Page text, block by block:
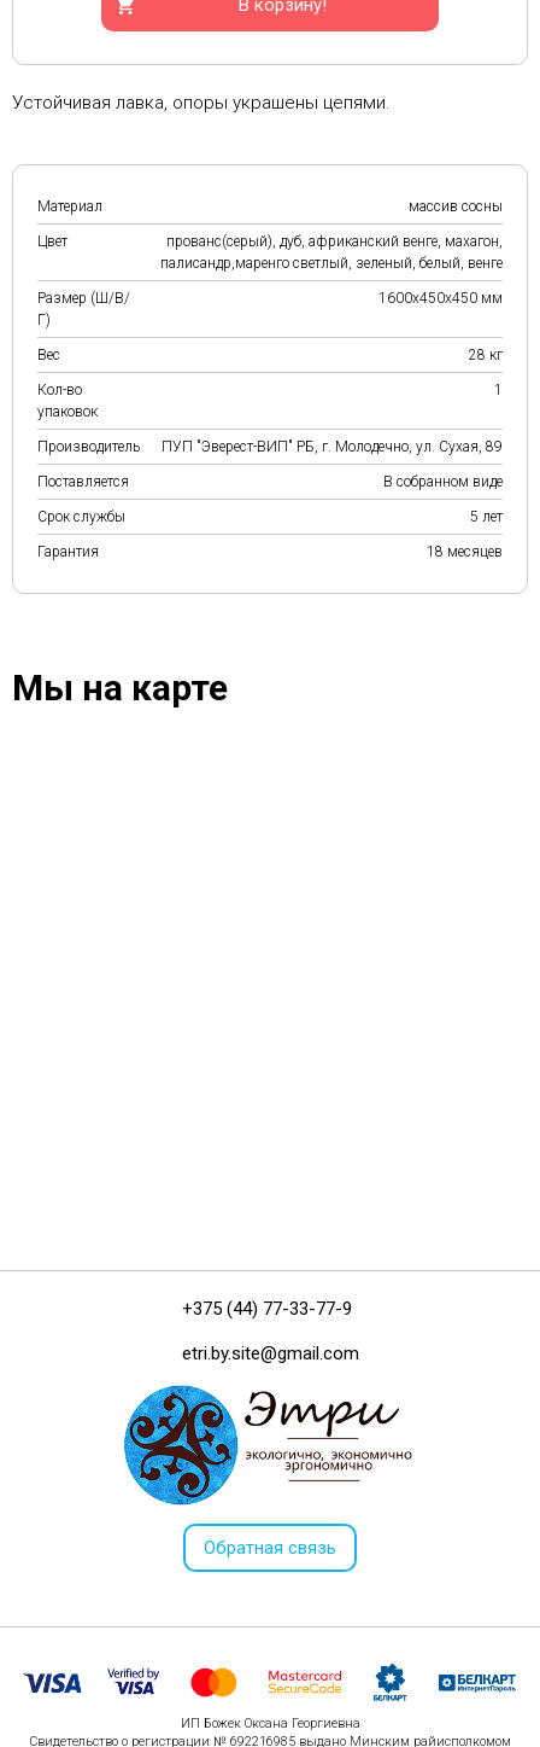
В корзину!
Устойчивая лавка, опоры украшены цепями.
Материал массив сосны
Цвет
прованс(серый), дуб, африканский венге, махагон,
палисандр,маренго светлый, зеленый, белый, венге
Размер (Ш/В/
Г)
1600х450х450 мм
Вес 28 кг
Кол-во
упаковок
1
Производитель ПУП "Эверест-ВИП" РБ, г. Молодечно, ул. Сухая, 89
Поставляется В собранном виде
Срок службы 5 лет
Гарантия 18 месяцев
Мы на карте
+375 (44) 77-33-77-9
etri.by.site@gmail.com
Обратная связь
ИП Божек Оксана Георгиевна
Свидетельство о регистрации № 692216985 выдано Минским райисполкомом